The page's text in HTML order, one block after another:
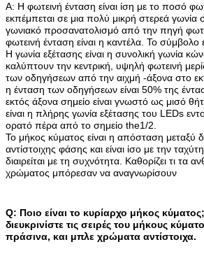
Α: Η φωτεινή ένταση είναι ίση με το ποσό
εκπέμπεται σε μια πολύ μικρή στερεά γωνία
γωνιακό προσανατολισμό από την πηγή
φωτεινή ένταση είναι η καντέλα. Το σύμβολο
Η γωνία εξέτασης είναι η συνολική γωνία
καλύπτουν την κεντρική, υψηλή φωτεινή
των οδηγήσεων από την αιχμή -άξονα στο
η ένταση των οδηγήσεων είναι 50% της
εκτός άξονα σημείο είναι γνωστό ως μισό
είναι η πλήρης γωνία εξέτασης του LEDs
ορατό πέρα από το σημείο the1/2.
Το μήκος κύματος είναι η απόσταση μεταξύ
αντίστοιχης φάσης και είναι ίσο με την
διαιρείται με τη συχνότητα. Καθορίζει τι τα
χρώματος μπόρεσαν να αναγνωρίσουν
Q: Ποιο είναι το κυρίαρχο μήκος
διευκρινίστε τις σειρές του μήκους
πράσινα, και μπλε χρώματα αντίστοιχα.